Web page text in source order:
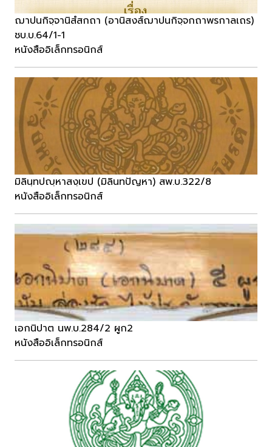
ฌาปนกิจฺจานิสํสกถา (อานิสงส์ฌาปนกิจฺจกถาพรกาลเถร)
ชบ.บ.64/1-1
หนังสืออิเล็กทรอนิกส์
มิลินฺทปญฺหาสงฺเขป (มิลินทปัญหา) สพ.บ.322/8
หนังสืออิเล็กทรอนิกส์
เอกนิปาต นพ.บ.284/2 ผูก2
หนังสืออิเล็กทรอนิกส์